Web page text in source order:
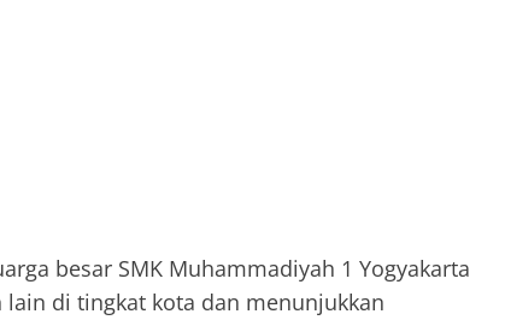
besar SMK Muhammadiyah 1 Yogyakarta
di tingkat kota dan menunjukkan